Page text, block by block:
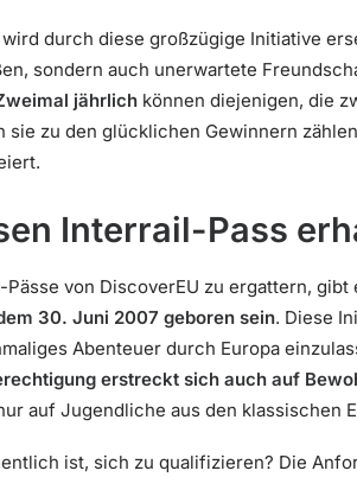
durch diese großzügige Initiative
sondern auch unerwartete
jährlich können diejenigen, die
zu den glücklichen Gewinnern
Interrail-Pass
von DiscoverEU zu ergattern,
30. Juni 2007 geboren sein. Diese
Abenteuer durch Europa
erstreckt sich auch auf
auf Jugendliche aus den klassischen
ist, sich zu qualifizieren? Die